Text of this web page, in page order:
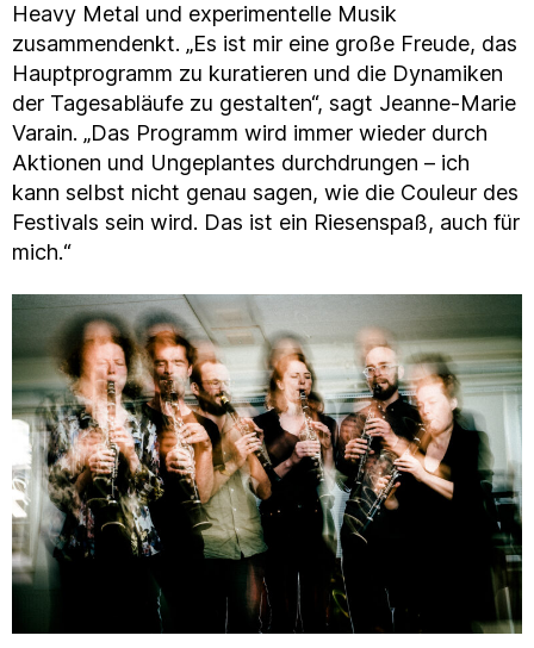
Heavy Metal und experimentelle Musik
zusammendenkt. „Es ist mir eine große Freude, das
Hauptprogramm zu kuratieren und die Dynamiken
der Tagesabläufe zu gestalten“, sagt Jeanne-Marie
Varain. „Das Programm wird immer wieder durch
Aktionen und Ungeplantes durchdrungen – ich
kann selbst nicht genau sagen, wie die Couleur des
Festivals sein wird. Das ist ein Riesenspaß, auch für
mich.“